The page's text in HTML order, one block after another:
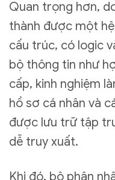
Quan trọng hơn,
thành được một
cấu trúc, có logic
bộ thông tin như
cấp, kinh nghiệm
hồ sơ cá nhân và
được lưu trữ tập
dễ truy xuất.
Khi đó, bộ phận